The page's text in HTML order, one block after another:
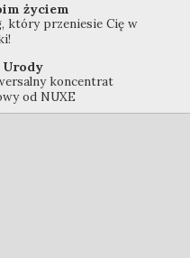
życiem
który przeniesie Cię w
Urody
koncentrat
od NUXE